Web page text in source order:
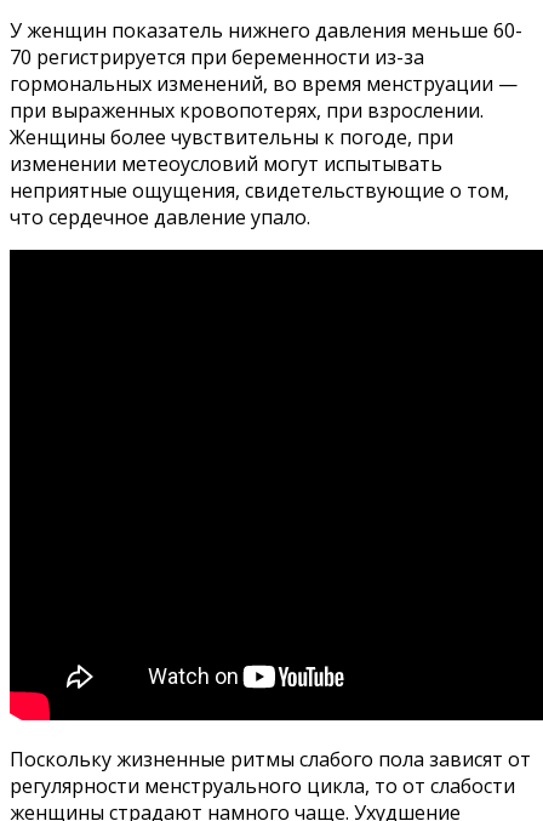
У женщин показатель нижнего давления меньше 60-
70 регистрируется при беременности из-за
гормональных изменений, во время менструации —
при выраженных кровопотерях, при взрослении.
Женщины более чувствительны к погоде, при
изменении метеоусловий могут испытывать
неприятные ощущения, свидетельствующие о том,
что сердечное давление упало.
Поскольку жизненные ритмы слабого пола зависят от
регулярности менструального цикла, то от слабости
женщины страдают намного чаще. Ухудшение